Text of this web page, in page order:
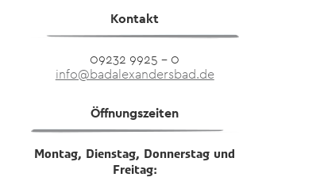
Kontakt
09232 9925 – 0
info@badalexandersbad.de
Öffnungszeiten
Montag, Dienstag, Donnerstag und
Freitag: